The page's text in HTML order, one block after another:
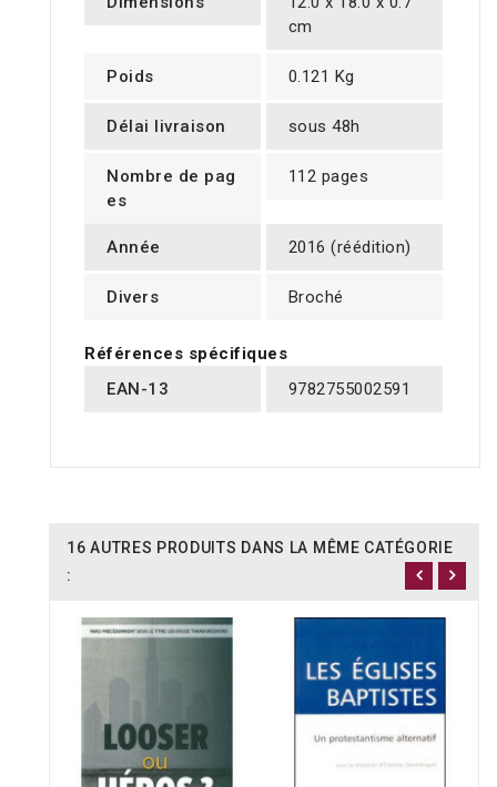
cm
Poids 0.121 Kg
Délai livraison sous 48h
Nombre de pag
es
112 pages
Année 2016 (réédition)
Divers Broché
Références spécifiques
EAN-13
9782755002591
16 AUTRES PRODUITS DANS LA MÊME CATÉGORIE
: